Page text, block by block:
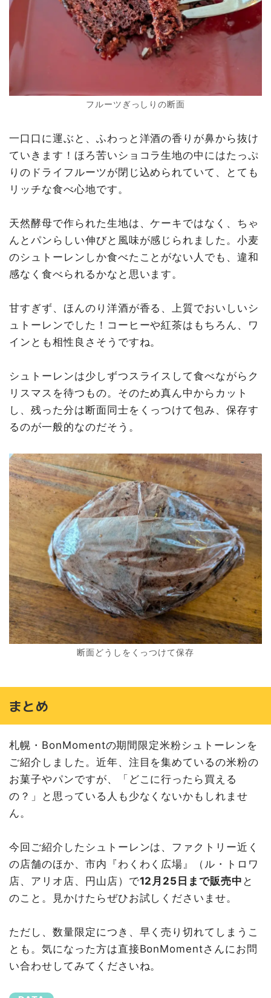
フルーツぎっしりの断面
一口口に運ぶと、ふわっと洋酒の香りが鼻から抜け
ていきます！ほろ苦いショコラ生地の中にはたっぷ
りのドライフルーツが閉じ込められていて、とても
リッチな食べ心地です。
天然酵母で作られた生地は、ケーキではなく、ちゃ
んとパンらしい伸びと風味が感じられました。小麦
のシュトーレンしか食べたことがない人でも、違和
感なく食べられるかなと思います。
甘すぎず、ほんのり洋酒が香る、上質でおいしいシ
ュトーレンでした！コーヒーや紅茶はもちろん、ワ
インとも相性良さそうですね。
シュトーレンは少しずつスライスして食べながらク
リスマスを待つもの。そのため真ん中からカット
し、残った分は断面同士をくっつけて包み、保存す
るのが一般的なのだそう。
断面どうしをくっつけて保存
まとめ
札幌・BonMomentの期間限定米粉シュトーレンを
ご紹介しました。近年、注目を集めているの米粉の
お菓子やパンですが、「どこに行ったら買える
の？」と思っている人も少なくないかもしれませ
ん。
今回ご紹介したシュトーレンは、ファクトリー近く
の店舗のほか、市内『わくわく広場』（ル・トロワ
店、アリオ店、円山店）で12月25日まで販売中 と
のこと。見かけたらぜひお試しくださいませ。
ただし、数量限定につき、早く売り切れてしまうこ
とも。気になった方は直接BonMomentさんにお問
い合わせしてみてくださいね。